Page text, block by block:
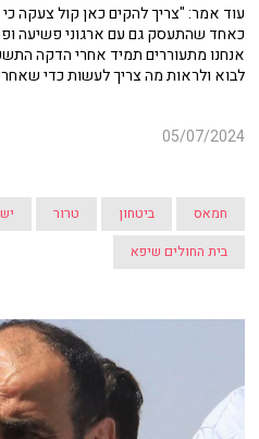
עוד אמר: "צריך להקים כאן קול צעקה
כאחד שהתעסק גם עם ארגוני פשיעה
לבוא ולראות מה צריך לעשות כדי
05/07/2024
חמאס ביטחון טרור
בית החולים שיפא